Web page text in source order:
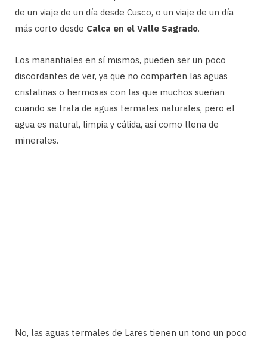
de un viaje de un día desde Cusco, o un viaje de un día
más corto desde Calca en el Valle Sagrado.
Los manantiales en sí mismos, pueden ser un poco
discordantes de ver, ya que no comparten las aguas
cristalinas o hermosas con las que muchos sueñan
cuando se trata de aguas termales naturales, pero el
agua es natural, limpia y cálida, así como llena de
minerales.
No, las aguas termales de Lares tienen un tono un poco